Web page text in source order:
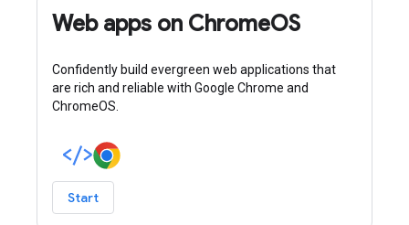
Web apps on ChromeOS
Confidently build evergreen web applications that
are rich and reliable with Google Chrome and
ChromeOS.
Start